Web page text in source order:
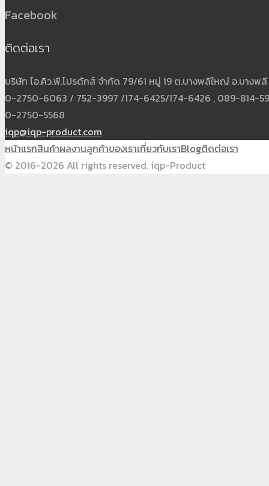
Facebook
ติดต่อเรา
บริษัท ไอ.คิว.พี.โปรดักส์ จำกัด 79/61 หมู่ 19 ต.บางพลีใหญ่ อ.บางพ
0-2750-6063 / 752-3997 /174-6425/174-6426 , 089-814-
0-2750-5568
iqp@iqp-product.com
หน้าแรกสินค้าผลงานลูกค้าของเราเกี่ยวกับเราBlogติดต่อเรา
© 2016-2026 All rights reserved. iqp-Product